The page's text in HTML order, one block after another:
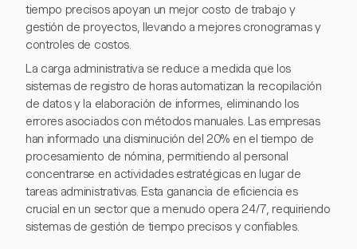
tiempo precisos apoyan un mejor costo de trabajo y
gestión de proyectos, llevando a mejores cronogramas y
controles de costos.
La carga administrativa se reduce a medida que los
sistemas de registro de horas automatizan la recopilación
de datos y la elaboración de informes, eliminando los
errores asociados con métodos manuales. Las empresas
han informado una disminución del 20% en el tiempo de
procesamiento de nómina, permitiendo al personal
concentrarse en actividades estratégicas en lugar de
tareas administrativas. Esta ganancia de eficiencia es
crucial en un sector que a menudo opera 24/7, requiriendo
sistemas de gestión de tiempo precisos y confiables.